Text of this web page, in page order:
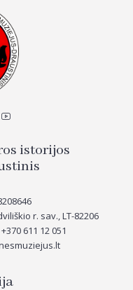
istorijos
r. sav., LT-82206
611 12 051